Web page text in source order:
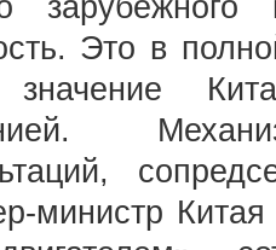
Это в
значение
министр